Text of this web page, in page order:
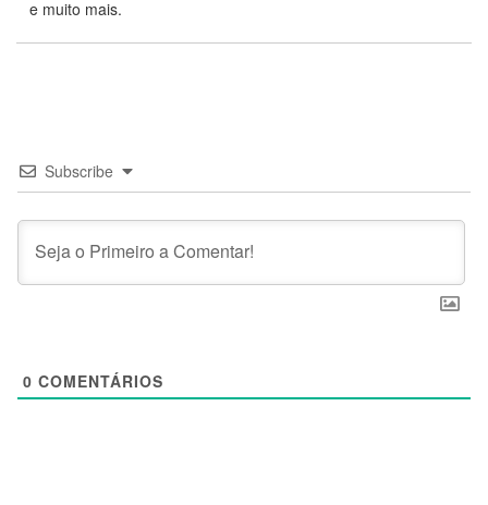
e muito mais.
Subscribe
0 COMENTÁRIOS